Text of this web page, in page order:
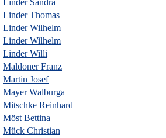
Linder Sandra
Linder Thomas
Linder Wilhelm
Linder Wilhelm
Linder Willi
Maldoner Franz
Martin Josef
Mayer Walburga
Mitschke Reinhard
Möst Bettina
Mück Christian